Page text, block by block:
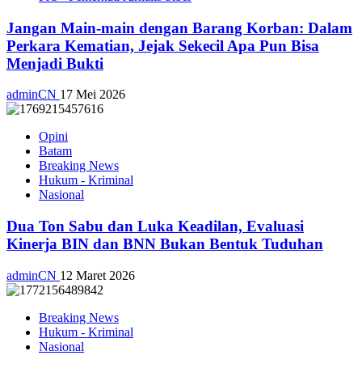
Jangan Main-main dengan Barang Korban: Dalam
Perkara Kematian, Jejak Sekecil Apa Pun Bisa
Menjadi Bukti
adminCN 17 Mei 2026
Opini
Batam
Breaking News
Hukum - Kriminal
Nasional
Dua Ton Sabu dan Luka Keadilan, Evaluasi
Kinerja BIN dan BNN Bukan Bentuk Tuduhan
adminCN 12 Maret 2026
Breaking News
Hukum - Kriminal
Nasional